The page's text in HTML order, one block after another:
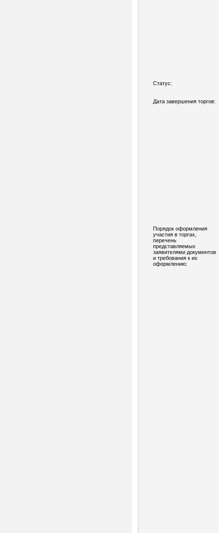
Статус:
Дата завершения торгов:
Порядок оформления
участия в торгах,
перечень
представляемых
заявителями документов
и требования к их
оформлению: